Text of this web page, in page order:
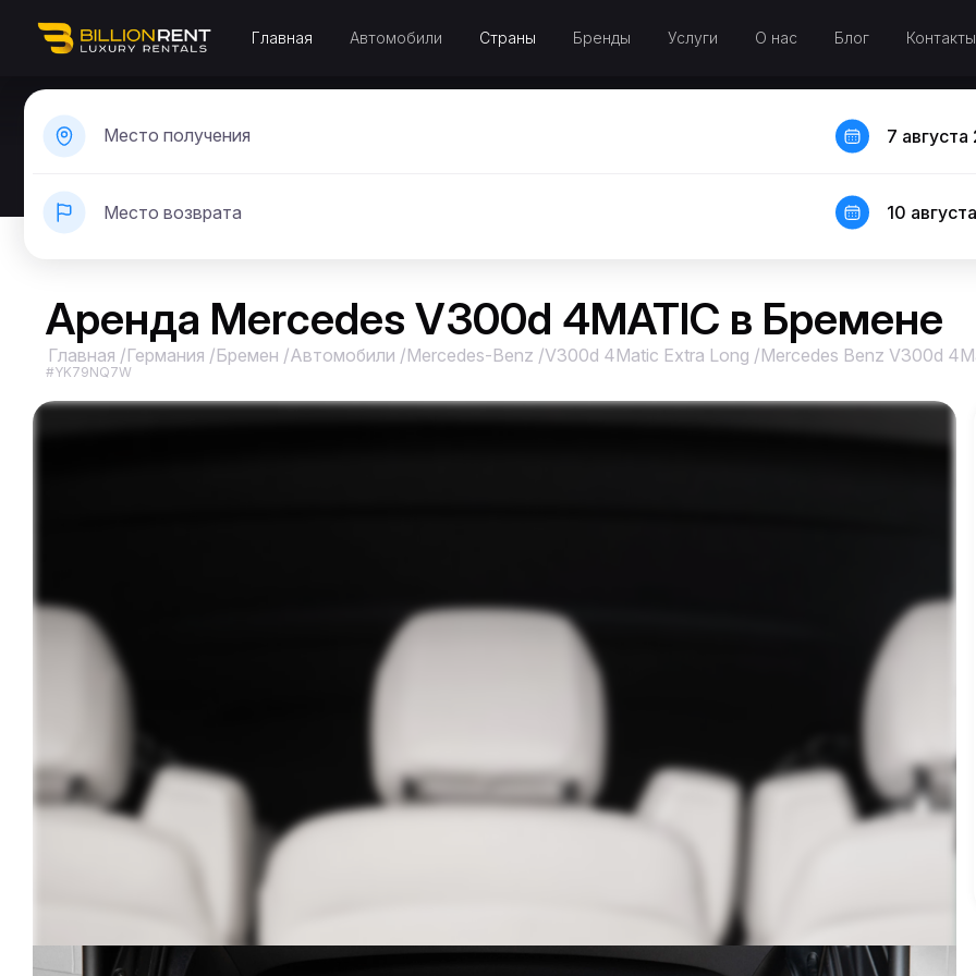
Главная Автомобили Страны Бренды Услуги О нас Блог Контакты
Место получения
Место возврата
7 августа
10
Аренда Mercedes V300d 4MATIC в Бремене
Главная /Германия /Бремен /Автомобили /Mercedes-Benz /V300d 4Matic Extra Long /Mercedes Benz V300d
#YK79NQ7W